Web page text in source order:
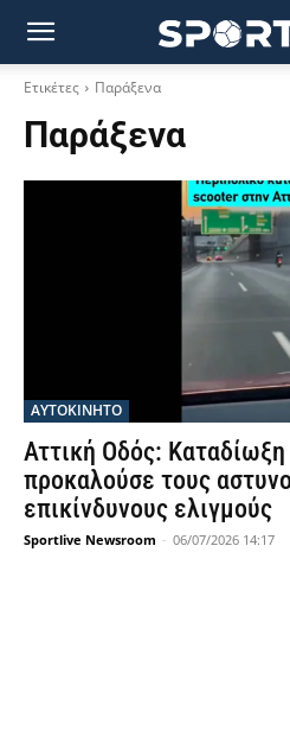
Ετικέτες Παράξενα
Παράξενα
ΑΥΤΟΚΙΝΗΤΟ
Αττική Οδός:
προκαλούσε τους
επικίνδυνους ελιγμούς
Sportlive Newsroom - 06/07/2026 14:17